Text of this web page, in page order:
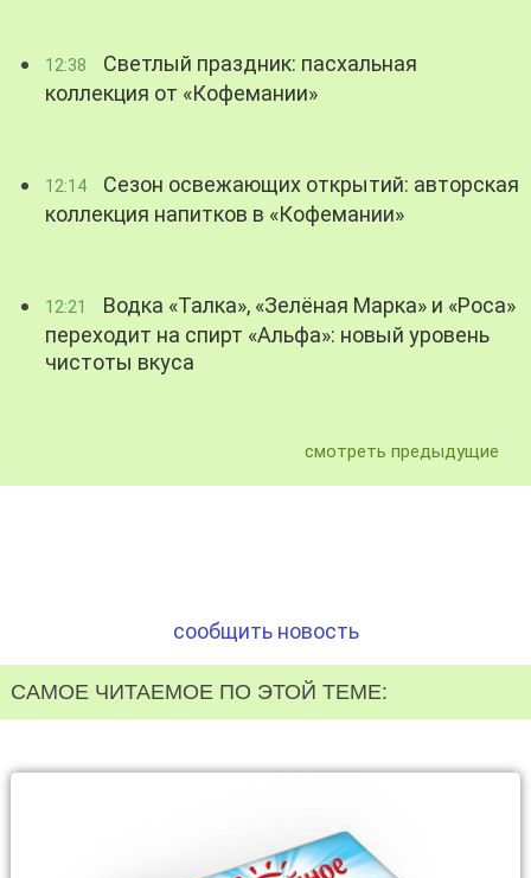
12:38
Светлый праздник: пасхальная
коллекция от «Кофемании»
12:14
Сезон освежающих открытий: авторская
коллекция напитков в «Кофемании»
12:21
Водка «Талка», «Зелёная Марка» и «Роса»
переходит на спирт «Альфа»: новый уровень
чистоты вкуса
смотреть предыдущие
сообщить новость
САМОЕ ЧИТАЕМОЕ ПО ЭТОЙ ТЕМЕ: